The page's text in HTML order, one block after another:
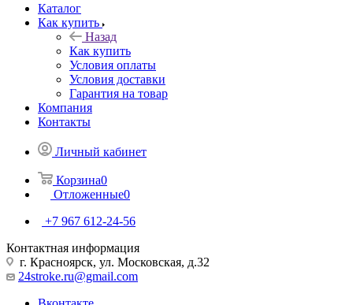
Каталог
Как купить
Назад
Как купить
Условия оплаты
Условия доставки
Гарантия на товар
Компания
Контакты
Личный кабинет
Корзина0
Отложенные0
+7 967 612-24-56
Контактная информация
г. Красноярск, ул. Московская, д.32
24stroke.ru@gmail.com